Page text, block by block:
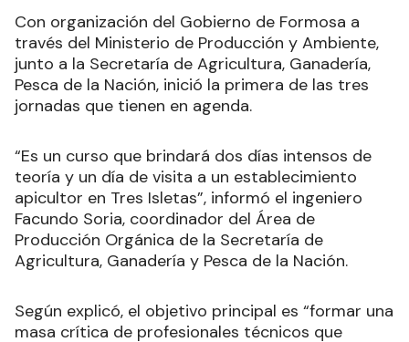
Con organización del Gobierno de Formosa a
través del Ministerio de Producción y Ambiente,
junto a la Secretaría de Agricultura, Ganadería,
Pesca de la Nación, inició la primera de las tres
jornadas que tienen en agenda.
“Es un curso que brindará dos días intensos de
teoría y un día de visita a un establecimiento
apicultor en Tres Isletas”, informó el ingeniero
Facundo Soria, coordinador del Área de
Producción Orgánica de la Secretaría de
Agricultura, Ganadería y Pesca de la Nación.
Según explicó, el objetivo principal es “formar una
masa crítica de profesionales técnicos que